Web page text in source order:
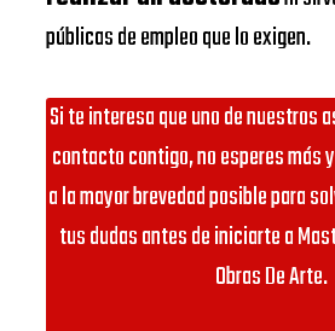
públicas de empleo que lo exigen.
Si te interesa que uno de nuestros
contacto contigo, no esperes más
a la mayor brevedad posible para
tus dudas antes de iniciarte a
Obras De Arte.